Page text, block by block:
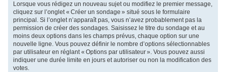
Lorsque vous rédigez un nouveau sujet ou modifiez le premier message,
cliquez sur l’onglet « Créer un sondage » situé sous le formulaire
principal. Si l’onglet n’apparaît pas, vous n’avez probablement pas la
permission de créer des sondages. Saisissez le titre du sondage et au
moins deux options dans les champs prévus, chaque option sur une
nouvelle ligne. Vous pouvez définir le nombre d’options sélectionnables
par utilisateur en réglant « Options par utilisateur ». Vous pouvez aussi
indiquer une durée limite en jours et autoriser ou non la modification des
votes.